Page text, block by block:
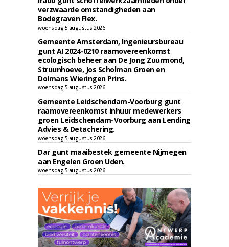
verzwaarde omstandigheden aan
Bodegraven Flex.
woensdag 5 augustus 2026
Gemeente Amsterdam, Ingenieursbureau
gunt AI 2024-0210 raamovereenkomst
ecologisch beheer aan De Jong Zuurmond,
Struunhoeve, Jos Scholman Groen en
Dolmans Wieringen Prins.
woensdag 5 augustus 2026
Gemeente Leidschendam-Voorburg gunt
raamovereenkomst inhuur medewerkers
groen Leidschendam-Voorburg aan Lending
Advies & Detachering.
woensdag 5 augustus 2026
Dar gunt maaibestek gemeente Nijmegen
aan Engelen Groen Uden.
woensdag 5 augustus 2026